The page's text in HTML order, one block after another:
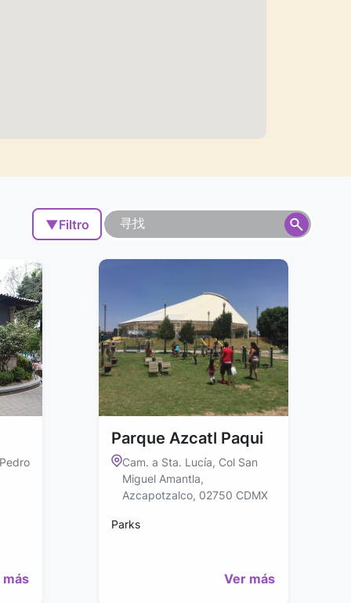
▼Filtro
más
Parque Azcatl Paqui
Cam. a Sta. Lucía, Col San
Miguel Amantla,
Azcapotzalco, 02750 CDMX
Parks
Ver más